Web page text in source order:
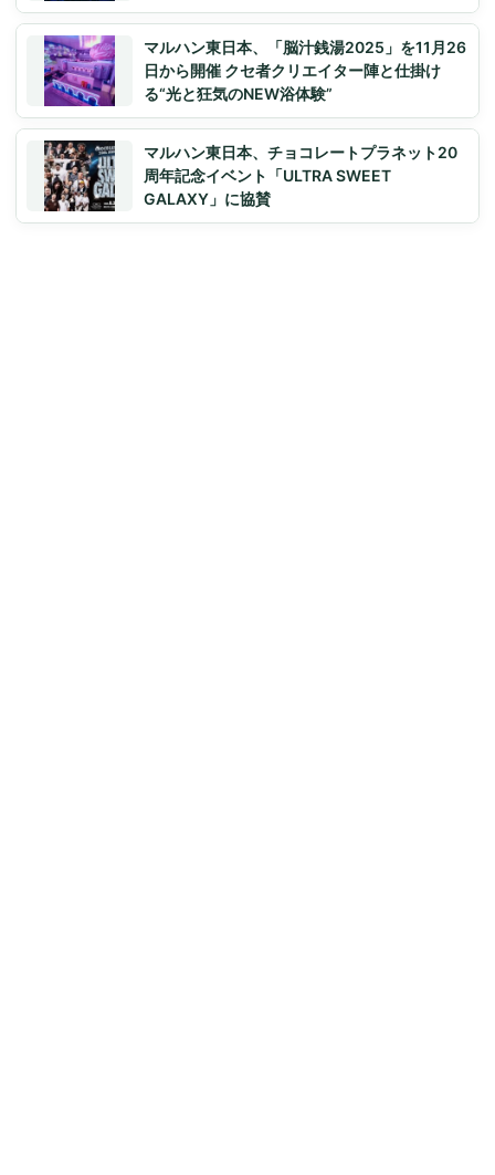
マルハン東日本、「脳汁銭湯2025」を11月26
日から開催 クセ者クリエイター陣と仕掛け
る“光と狂気のNEW浴体験”
マルハン東日本、チョコレートプラネット20
周年記念イベント「ULTRA SWEET
GALAXY」に協賛